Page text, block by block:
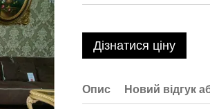
Дізнатися ціну
Опис Новий відгук